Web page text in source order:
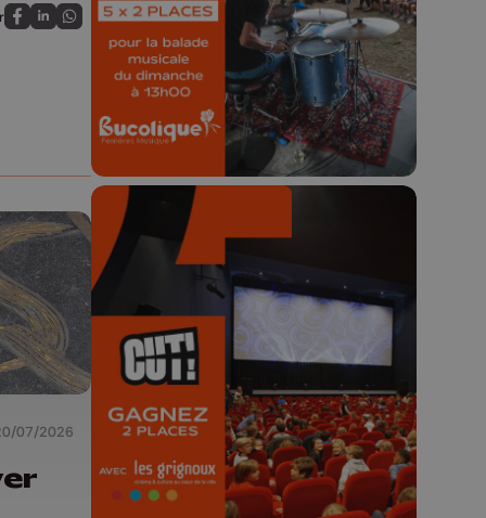
Partagez sur FaceBook
Partagez sur LinkedIn
Partagez sur Whatsapp
07/2026
Concours valable jusqu'au 9 août,
23h59.
🎬 Concours CUT x
Les Grignoux ✨
Concours permanent - 2 places à
gagner chaque semaine !